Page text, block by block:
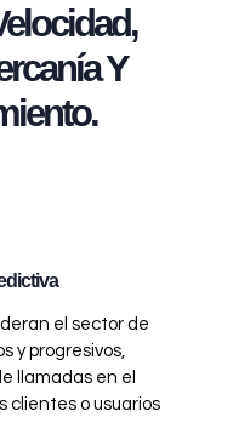
Y
el sector de
y progresivos,
llamadas en el
clientes o usuarios